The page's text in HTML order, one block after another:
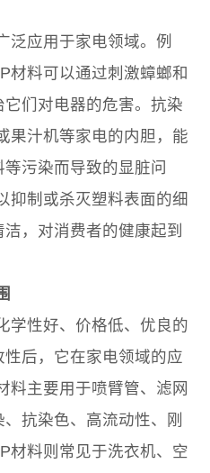
泛应用于家电领域。例
材料可以通过刺激蟑螂和
们对电器的危害。抗染
果汁机等家电的内胆，能
污染而导致的显脏问
抑制或杀灭塑料表面的细
，对消费者的健康起到
学性好、价格低、优良的
后，它在家电领域的应
料主要用于喷臂管、滤网
抗染色、高流动性、刚
材料则常见于洗衣机、空